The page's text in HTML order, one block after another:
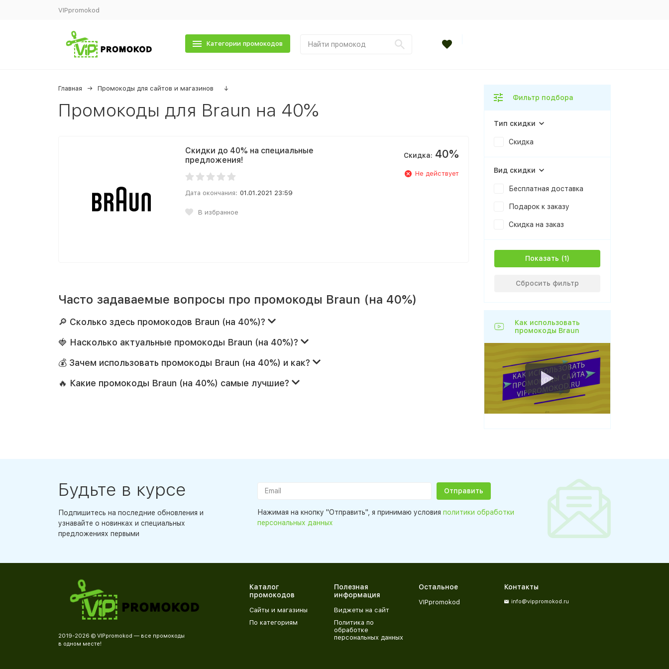
VIPpromokod
Категории промокодов
Главная Промокоды для сайтов и магазинов ↓
Промокоды для Braun на 40%
Скидки до 40% на специальные
предложения!
Дата окончания: 01.01.2021 23:59
В избранное
Скидка: 40%
Не действует
Часто задаваемые вопросы про промокоды Braun (на 40%)
🔎 Сколько здесь промокодов Braun (на 40%)?
🍓 Насколько актуальные промокоды Braun (на 40%)?
💰 Зачем использовать промокоды Braun (на 40%) и как?
🔥 Какие промокоды Braun (на 40%) самые лучшие?
Фильтр подбора
Тип скидки
Скидка
Вид скидки
Бесплатная доставка
Подарок к заказу
Скидка на заказ
Показать
Сбросить фильтр
Как использовать
промокоды Braun
Будьте в курсе
Подпишитесь на последние обновления и
узнавайте о новинках и специальных
предложениях первыми
Нажимая на кнопку "Отправить", я принимаю условия политики обработки
персональных данных
2019-2026 © VIPpromokod — все промокоды
в одном месте!
Каталог
промокодов
Сайты и магазины
По категориям
Полезная
информация
Виджеты на сайт
Политика по
обработке
персональных данных
Остальное
VIPpromokod
Контакты
info@vippromokod.ru